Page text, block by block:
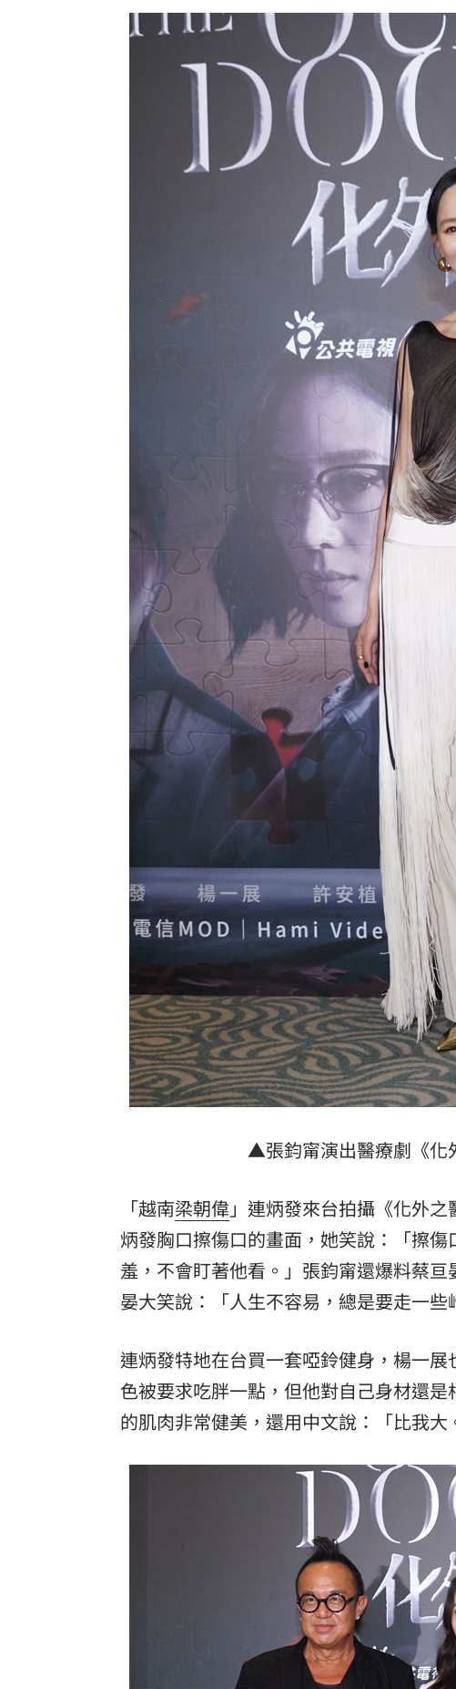
▲張鈞甯演出醫療劇《化
「越南梁朝偉」連炳發來台拍攝《化外
炳發胸口擦傷口的畫面，她笑說：「擦
羞，不會盯著他看。」張鈞甯還爆料蔡
晏大笑說：「人生不容易，總是要走一些
連炳發特地在台買一套啞鈴健身，楊一
色被要求吃胖一點，但他對自己身材還
的肌肉非常健美，還用中文說：「比我大